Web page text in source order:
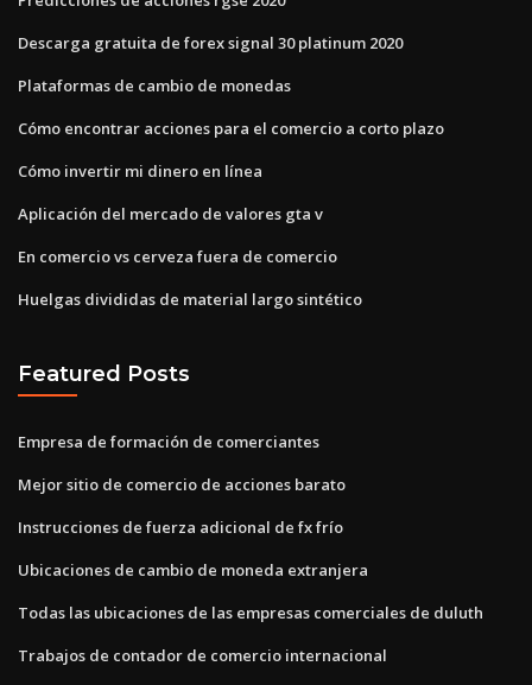
Descarga gratuita de forex signal 30 platinum 2020
Plataformas de cambio de monedas
Cómo encontrar acciones para el comercio a corto plazo
Cómo invertir mi dinero en línea
Aplicación del mercado de valores gta v
En comercio vs cerveza fuera de comercio
Huelgas divididas de material largo sintético
Featured Posts
Empresa de formación de comerciantes
Mejor sitio de comercio de acciones barato
Instrucciones de fuerza adicional de fx frío
Ubicaciones de cambio de moneda extranjera
Todas las ubicaciones de las empresas comerciales de duluth
Trabajos de contador de comercio internacional